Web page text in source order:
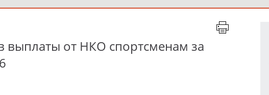
выплаты от НКО спортсменам за